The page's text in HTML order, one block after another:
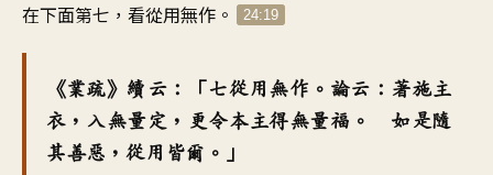
在下面第七，看從用無作。
24:19
《業疏》續云：「七從用無作。論云：著施主
衣，入無量定，更令本主得無量福。 如是隨
其善惡，從用皆爾。」